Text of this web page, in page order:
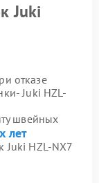
Juki
отказе
Juki HZL-
швейных
лет
HZL-NX7